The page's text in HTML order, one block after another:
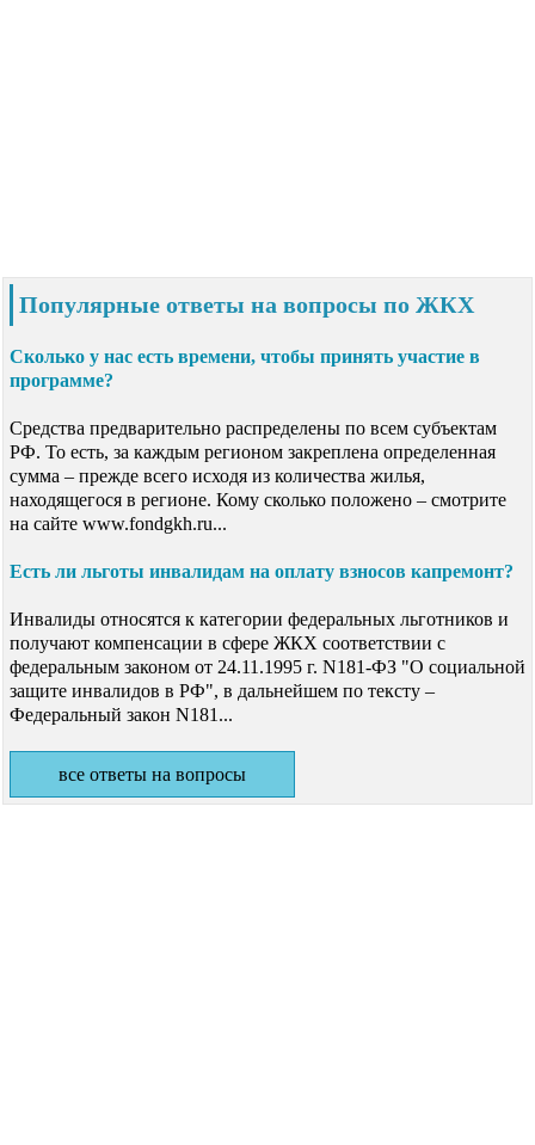
Популярные ответы на вопросы по ЖКХ
Сколько у нас есть времени, чтобы принять участие в
программе?
Средства предварительно распределены по всем субъектам
РФ. То есть, за каждым регионом закреплена определенная
сумма – прежде всего исходя из количества жилья,
находящегося в регионе. Кому сколько положено – смотрите
на сайте www.fondgkh.ru...
Есть ли льготы инвалидам на оплату взносов капремонт?
Инвалиды относятся к категории федеральных льготников и
получают компенсации в сфере ЖКХ соответствии с
федеральным законом от 24.11.1995 г. N181-ФЗ "О социальной
защите инвалидов в РФ", в дальнейшем по тексту –
Федеральный закон N181...
все ответы на вопросы